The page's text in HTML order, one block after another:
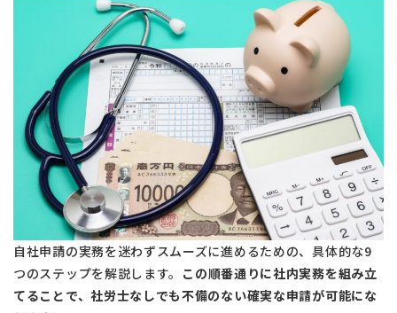
自社申請の実務を迷わずスムーズに進めるための、具体的な9
つのステップを解説します。 この順番通りに社内実務を組み立
てることで、社労士なしでも不備のない確実な申請が可能にな